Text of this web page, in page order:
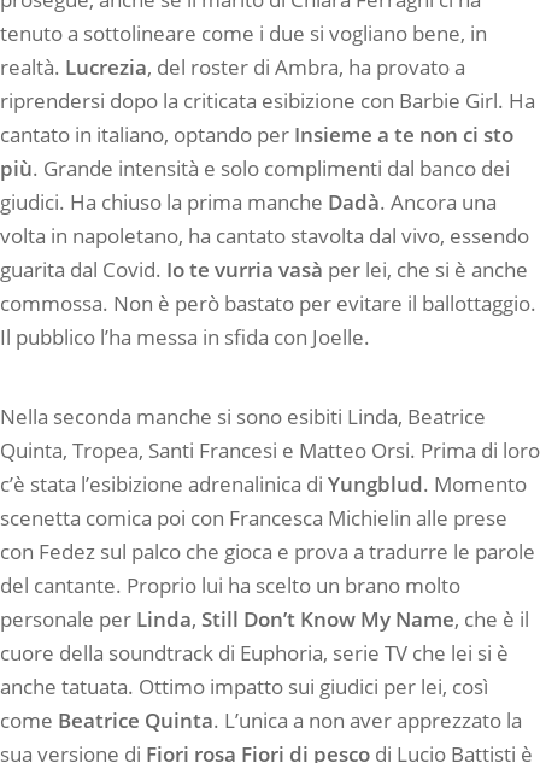
tenuto a sottolineare come i due si vogliano bene, in
realtà. Lucrezia, del roster di Ambra, ha provato a
riprendersi dopo la criticata esibizione con Barbie Girl. Ha
cantato in italiano, optando per Insieme a te non ci sto
più. Grande intensità e solo complimenti dal banco dei
giudici. Ha chiuso la prima manche Dadà. Ancora una
volta in napoletano, ha cantato stavolta dal vivo, essendo
guarita dal Covid. Io te vurria vasà per lei, che si è anche
commossa. Non è però bastato per evitare il ballottaggio.
Il pubblico l’ha messa in sfida con Joelle.
Nella seconda manche si sono esibiti Linda, Beatrice
Quinta, Tropea, Santi Francesi e Matteo Orsi. Prima di loro
c’è stata l’esibizione adrenalinica di Yungblud. Momento
scenetta comica poi con Francesca Michielin alle prese
con Fedez sul palco che gioca e prova a tradurre le parole
del cantante. Proprio lui ha scelto un brano molto
personale per Linda, Still Don’t Know My Name, che è il
cuore della soundtrack di Euphoria, serie TV che lei si è
anche tatuata. Ottimo impatto sui giudici per lei, così
come Beatrice Quinta. L’unica a non aver apprezzato la
sua versione di Fiori rosa Fiori di pesco di Lucio Battisti è